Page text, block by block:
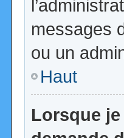
messages
ou un
Haut
Lorsque